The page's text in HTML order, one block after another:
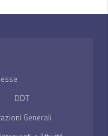
DDT
Generali